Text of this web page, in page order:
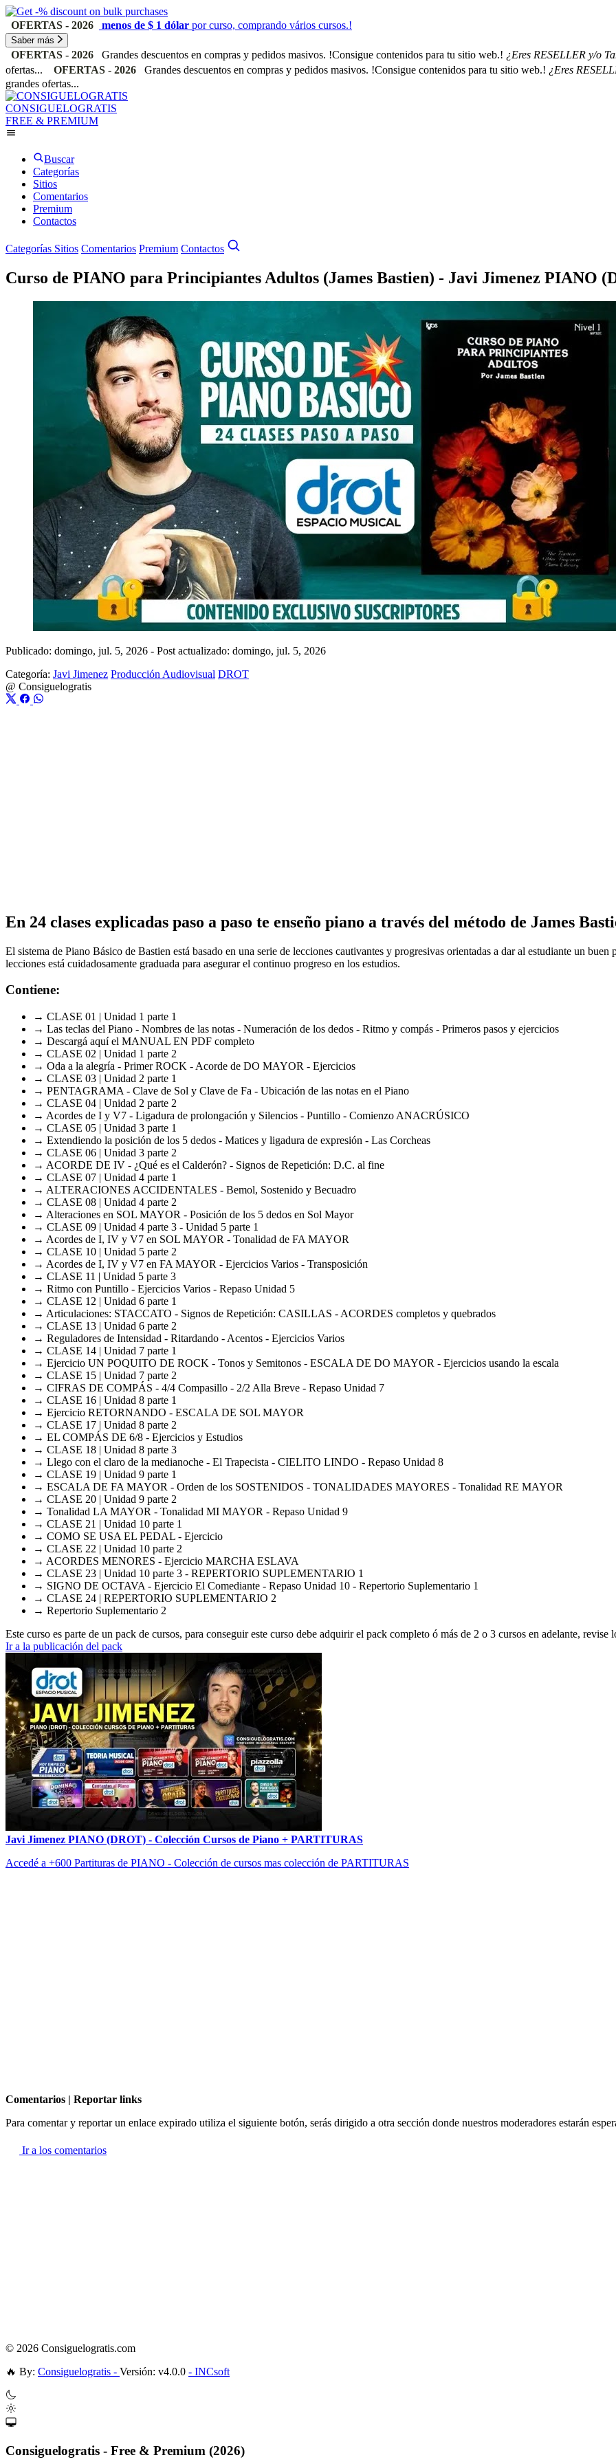
OFERTAS - 2026 menos de $ 1 dólar por curso, comprando vários cursos.!
Saber más
OFERTAS - 2026 Grandes descuentos en compras y pedidos masivos. !Consigue contenidos para tu sitio web.! ¿Eres RESELLER y/o
ofertas...
OFERTAS - 2026 Grandes descuentos en compras y pedidos masivos. !Consigue contenidos para tu sitio web.! ¿Eres
grandes ofertas...
CONSIGUELOGRATIS
FREE & PREMIUM
Buscar
Categorías
Sitios
Comentarios
Premium
Contactos
Categorías Sitios Comentarios Premium Contactos
Curso de PIANO para Principiantes Adultos (James Bastien) - Javi Jimenez PIANO
Publicado: domingo, jul. 5, 2026 - Post actualizado: domingo, jul. 5, 2026
Categoría: Javi Jimenez Producción Audiovisual DROT
@ Consiguelogratis
En 24 clases explicadas paso a paso te enseño piano a través del método de James
El sistema de Piano Básico de Bastien está basado en una serie de lecciones cautivantes y progresivas orientadas a dar al estudiante un
lecciones está cuidadosamente graduada para asegurar el continuo progreso en los estudios.
Contiene:
→ CLASE 01 | Unidad 1 parte 1
→ Las teclas del Piano - Nombres de las notas - Numeración de los dedos - Ritmo y compás - Primeros pasos y ejercicios
→ Descargá aquí el MANUAL EN PDF completo
→ CLASE 02 | Unidad 1 parte 2
→ Oda a la alegría - Primer ROCK - Acorde de DO MAYOR - Ejercicios
→ CLASE 03 | Unidad 2 parte 1
→ PENTAGRAMA - Clave de Sol y Clave de Fa - Ubicación de las notas en el Piano
→ CLASE 04 | Unidad 2 parte 2
→ Acordes de I y V7 - Ligadura de prolongación y Silencios - Puntillo - Comienzo ANACRÚSICO
→ CLASE 05 | Unidad 3 parte 1
→ Extendiendo la posición de los 5 dedos - Matices y ligadura de expresión - Las Corcheas
→ CLASE 06 | Unidad 3 parte 2
→ ACORDE DE IV - ¿Qué es el Calderón? - Signos de Repetición: D.C. al fine
→ CLASE 07 | Unidad 4 parte 1
→ ALTERACIONES ACCIDENTALES - Bemol, Sostenido y Becuadro
→ CLASE 08 | Unidad 4 parte 2
→ Alteraciones en SOL MAYOR - Posición de los 5 dedos en Sol Mayor
→ CLASE 09 | Unidad 4 parte 3 - Unidad 5 parte 1
→ Acordes de I, IV y V7 en SOL MAYOR - Tonalidad de FA MAYOR
→ CLASE 10 | Unidad 5 parte 2
→ Acordes de I, IV y V7 en FA MAYOR - Ejercicios Varios - Transposición
→ CLASE 11 | Unidad 5 parte 3
→ Ritmo con Puntillo - Ejercicios Varios - Repaso Unidad 5
→ CLASE 12 | Unidad 6 parte 1
→ Articulaciones: STACCATO - Signos de Repetición: CASILLAS - ACORDES completos y quebrados
→ CLASE 13 | Unidad 6 parte 2
→ Reguladores de Intensidad - Ritardando - Acentos - Ejercicios Varios
→ CLASE 14 | Unidad 7 parte 1
→ Ejercicio UN POQUITO DE ROCK - Tonos y Semitonos - ESCALA DE DO MAYOR - Ejercicios usando la escala
→ CLASE 15 | Unidad 7 parte 2
→ CIFRAS DE COMPÁS - 4/4 Compasillo - 2/2 Alla Breve - Repaso Unidad 7
→ CLASE 16 | Unidad 8 parte 1
→ Ejercicio RETORNANDO - ESCALA DE SOL MAYOR
→ CLASE 17 | Unidad 8 parte 2
→ EL COMPÁS DE 6/8 - Ejercicios y Estudios
→ CLASE 18 | Unidad 8 parte 3
→ Llego con el claro de la medianoche - El Trapecista - CIELITO LINDO - Repaso Unidad 8
→ CLASE 19 | Unidad 9 parte 1
→ ESCALA DE FA MAYOR - Orden de los SOSTENIDOS - TONALIDADES MAYORES - Tonalidad RE MAYOR
→ CLASE 20 | Unidad 9 parte 2
→ Tonalidad LA MAYOR - Tonalidad MI MAYOR - Repaso Unidad 9
→ CLASE 21 | Unidad 10 parte 1
→ COMO SE USA EL PEDAL - Ejercicio
→ CLASE 22 | Unidad 10 parte 2
→ ACORDES MENORES - Ejercicio MARCHA ESLAVA
→ CLASE 23 | Unidad 10 parte 3 - REPERTORIO SUPLEMENTARIO 1
→ SIGNO DE OCTAVA - Ejercicio El Comediante - Repaso Unidad 10 - Repertorio Suplementario 1
→ CLASE 24 | REPERTORIO SUPLEMENTARIO 2
→ Repertorio Suplementario 2
Este curso es parte de un pack de cursos, para conseguir este curso debe adquirir el pack completo ó más de 2 o 3 cursos en adelante, revise
Ir a la publicación del pack
Javi Jimenez PIANO (DROT) - Colección Cursos de Piano + PARTITURAS
Accedé a +600 Partituras de PIANO - Colección de cursos mas colección de PARTITURAS
Comentarios | Reportar links
Para comentar y reportar un enlace expirado utiliza el siguiente botón, serás dirigido a otra sección donde nuestros moderadores estarán
Ir a los comentarios
© 2026 Consiguelogratis.com
🔥 By: Consiguelogratis - Versión: v4.0.0 - INCsoft
Consiguelogratis - Free & Premium (2026)